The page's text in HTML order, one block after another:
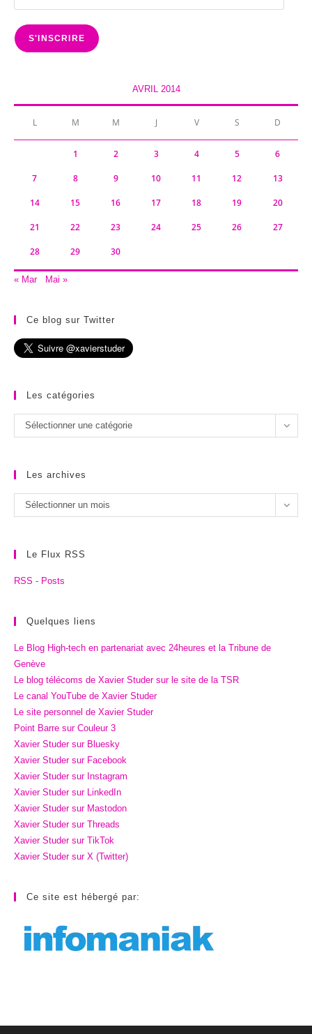
e-
mail
S'INSCRIRE
AVRIL 2014
L M M J V S D
1 2 3 4 5 6
7 8 9 10 11 12 13
14 15 16 17 18 19 20
21 22 23 24 25 26 27
28 29 30
« Mar Mai »
Ce blog sur Twitter
Les catégories
Les
catégories
Sélectionner une catégorie
Les archives
Les
archives
Sélectionner un mois
Le Flux RSS
RSS - Posts
Quelques liens
Le Blog High-tech en partenariat avec 24heures et la Tribune de
Genève
Le blog télécoms de Xavier Studer sur le site de la TSR
Le canal YouTube de Xavier Studer
Le site personnel de Xavier Studer
Point Barre sur Couleur 3
Xavier Studer sur Bluesky
Xavier Studer sur Facebook
Xavier Studer sur Instagram
Xavier Studer sur LinkedIn
Xavier Studer sur Mastodon
Xavier Studer sur Threads
Xavier Studer sur TikTok
Xavier Studer sur X (Twitter)
Ce site est hébergé par: